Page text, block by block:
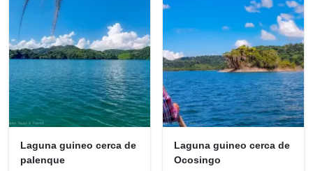
Laguna guineo cerca de
palenque
Laguna guineo cerca de
Ocosingo